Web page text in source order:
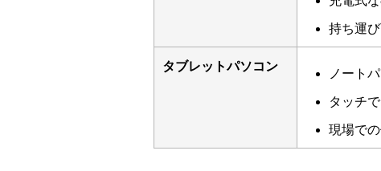
持ち運
タブレットパソコン
ノート
タッチ
現場で